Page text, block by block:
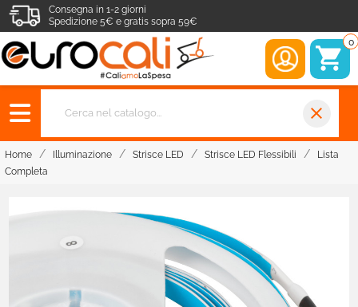
Consegna in 1-2 giorni
Spedizione 5€ e gratis sopra 59€
0
close
Home Illuminazione Strisce LED Strisce LED Flessibili
Lista
Completa